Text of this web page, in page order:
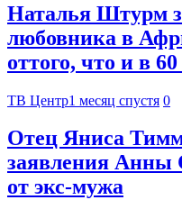
Наталья Штурм
любовника в
оттого, что и в
ТВ Центр1 месяц спустя 0
Отец Яниса
заявления Анны
от экс-мужа